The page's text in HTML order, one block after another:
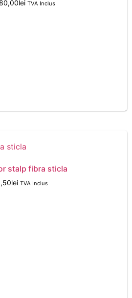
lei TVA Inclus
stalp fibra sticla
lei TVA Inclus